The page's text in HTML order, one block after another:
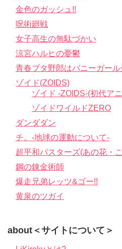
金色のガッシュ!!
呪術廻戦
女子高生の無駄づかい
涼宮ハルヒの憂鬱
青春ブタ野郎はバニーガー
ゾイド(ZOIDS)
ゾイド -ZOIDS-(初代ア
ゾイドワイルドZERO
ダンダダン
チ。-地球の運動について-
超平和バスターズ(あの花・
鋼の錬金術師
爆走兄弟レッツ&ゴー!!
黄泉のツガイ
about＜サイトについて＞